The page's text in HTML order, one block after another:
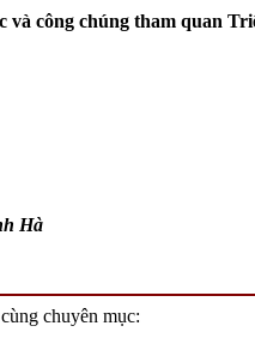
và công chúng tham quan
Hà
chuyên mục: